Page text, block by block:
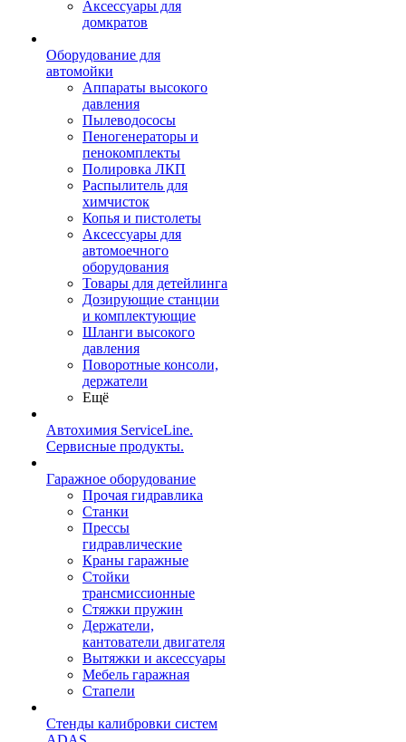
Аксессуары для
домкратов
Оборудование для
автомойки
Аппараты высокого
давления
Пылеводососы
Пеногенераторы и
пенокомплекты
Полировка ЛКП
Распылитель для
химчисток
Копья и пистолеты
Аксессуары для
автомоечного
оборудования
Товары для детейлинга
Дозирующие станции
и комплектующие
Шланги высокого
давления
Поворотные консоли,
держатели
Ещё
Автохимия ServiceLine.
Сервисные продукты.
Гаражное оборудование
Прочая гидравлика
Станки
Прессы
гидравлические
Краны гаражные
Стойки
трансмиссионные
Стяжки пружин
Держатели,
кантователи двигателя
Вытяжки и аксессуары
Мебель гаражная
Стапели
Стенды калибровки систем